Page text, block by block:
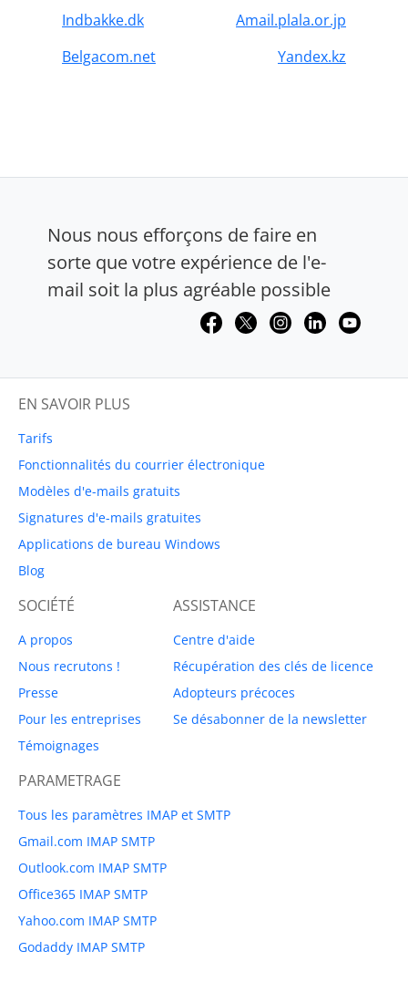
Indbakke.dk
Amail.plala.or.jp
Belgacom.net
Yandex.kz
Nous nous efforçons de faire en
sorte que votre expérience de l'e-
mail soit la plus agréable possible
EN SAVOIR PLUS
Tarifs
Fonctionnalités du courrier électronique
Modèles d'e-mails gratuits
Signatures d'e-mails gratuites
Applications de bureau Windows
Blog
SOCIÉTÉ
A propos
Nous recrutons !
Presse
Pour les entreprises
Témoignages
ASSISTANCE
Centre d'aide
Récupération des clés de licence
Adopteurs précoces
Se désabonner de la newsletter
PARAMETRAGE
Tous les paramètres IMAP et SMTP
Gmail.com IMAP SMTP
Outlook.com IMAP SMTP
Office365 IMAP SMTP
Yahoo.com IMAP SMTP
Godaddy IMAP SMTP